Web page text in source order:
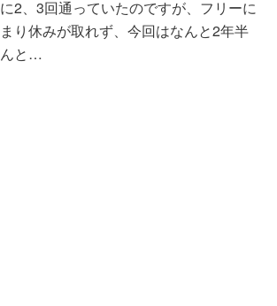
2、3回通っていたのですが、フリーに
り休みが取れず、今回はなんと2年半
と…